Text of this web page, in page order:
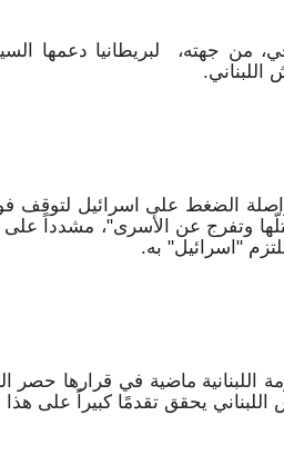
من جهته، لبريطانيا دعمها
اللبناني.
الضغط على اسرائيل لتوقف
وتفرج عن الأسرى"، مشدداً على
"اسرائيل" به.
اللبنانية ماضية في قرارها حصر
اللبناني يحقق تقدمًا كبيراً على